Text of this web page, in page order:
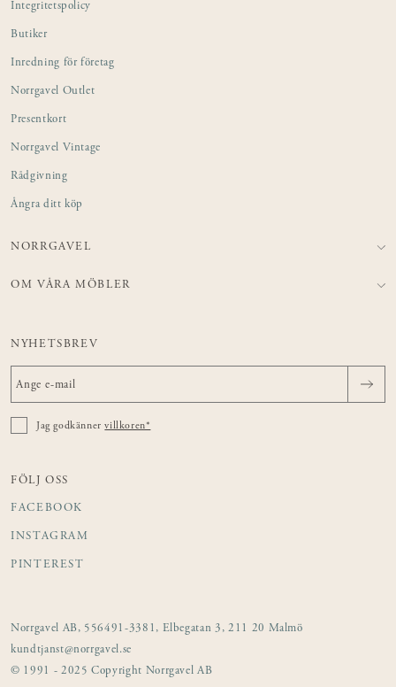
Integritetspolicy
Butiker
Inredning för företag
Norrgavel Outlet
Presentkort
Norrgavel Vintage
Rådgivning
Ångra ditt köp
NORRGAVEL
OM VÅRA MÖBLER
NYHETSBREV
Jag godkännervillkoren*
FÖLJ OSS
FACEBOOK
INSTAGRAM
PINTEREST
Norrgavel AB, 556491-3381, Elbegatan 3, 211 20 Malmö
kundtjanst@norrgavel.se
© 1991 - 2025 Copyright Norrgavel AB